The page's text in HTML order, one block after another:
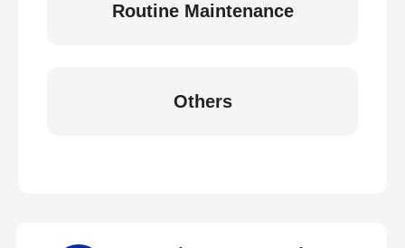
Routine Maintenance
Others